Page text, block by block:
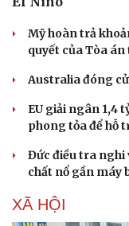
Mỹ hoàn trả
quyết của Tòa án
Australia đóng
EU giải ngân 1,4
phong tỏa để hỗ
Đức điều tra nghi
chất nổ gần máy
XÃ HỘI